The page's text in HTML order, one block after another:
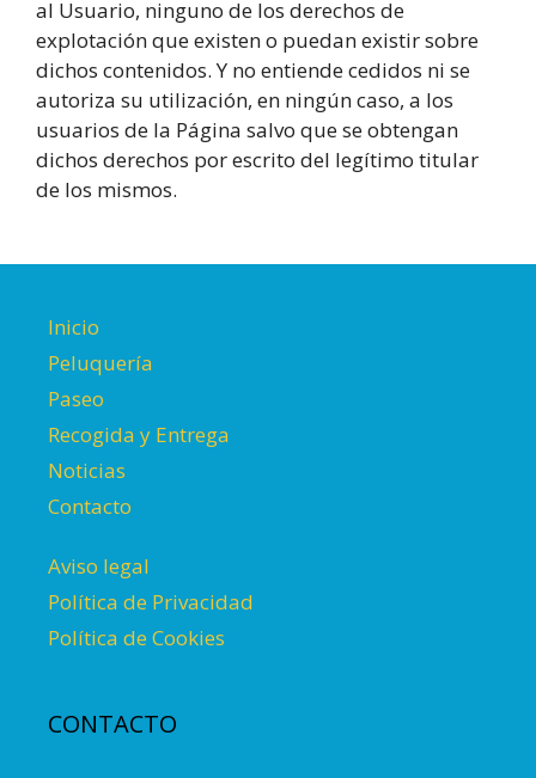
al Usuario, ninguno de los derechos de
explotación que existen o puedan existir sobre
dichos contenidos. Y no entiende cedidos ni se
autoriza su utilización, en ningún caso, a los
usuarios de la Página salvo que se obtengan
dichos derechos por escrito del legítimo titular
de los mismos.
Inicio
Peluquería
Paseo
Recogida y Entrega
Noticias
Contacto
Aviso legal
Política de Privacidad
Política de Cookies
CONTACTO